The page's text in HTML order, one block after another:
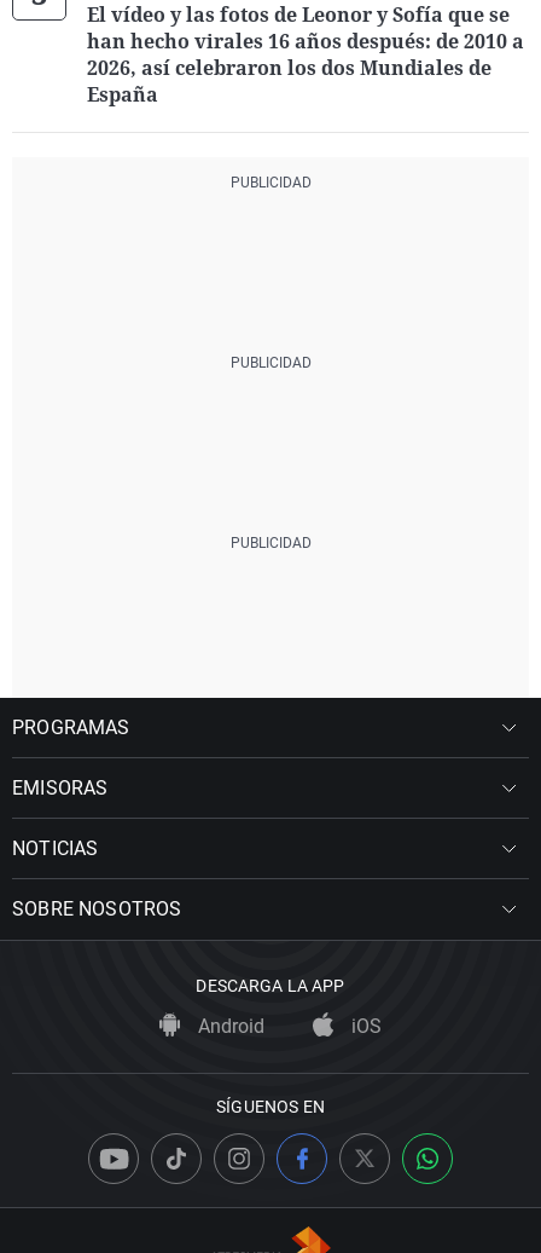
El vídeo y las fotos de Leonor y Sofía que se
han hecho virales 16 años después: de 2010 a
2026, así celebraron los dos Mundiales de
España
PROGRAMAS
EMISORAS
NOTICIAS
SOBRE NOSOTROS
DESCARGA LA APP
Android iOS
SÍGUENOS EN